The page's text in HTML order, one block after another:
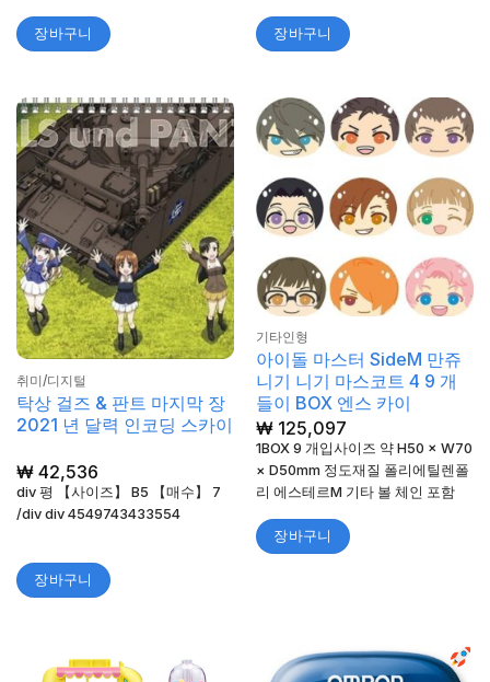
장바구니 장바구니
취미/디지털
탁상 걸즈 & 판트 마지막 장
2021 년 달력 인코딩 스카이
₩42,536
div 평 【사이즈】 B5 【매수】 7
/div div 4549743433554
장바구니
기타인형
아이돌 마스터 SideM 만쥬
니기 니기 마스코트 4 9 개
들이 BOX 엔스 카이
₩125,097
1BOX 9 개입사이즈 약 H50 × W70
× D50mm 정도재질 폴리에틸렌폴
리 에스테르M 기타 볼 체인 포함
장바구니